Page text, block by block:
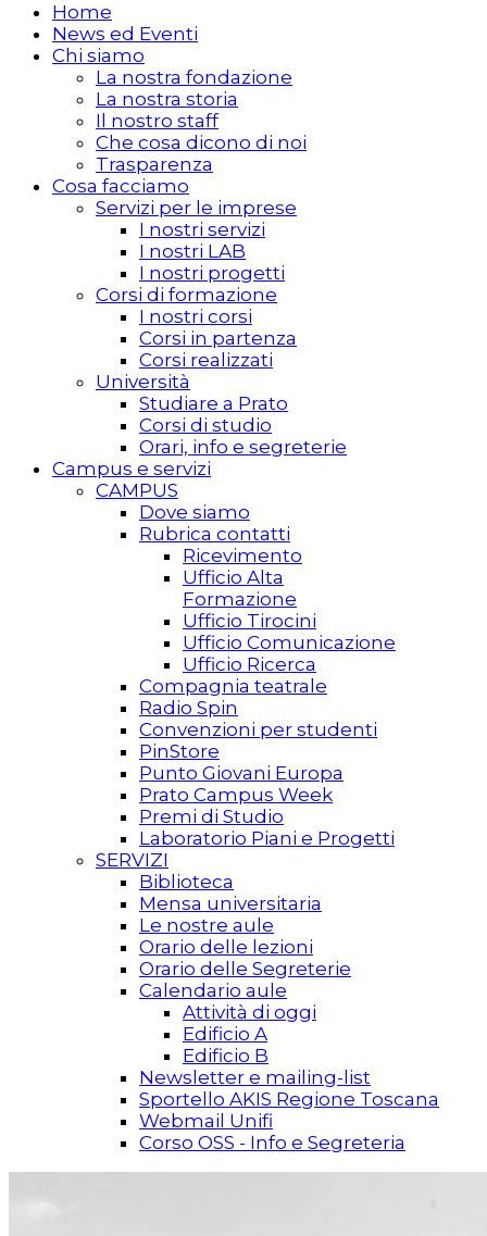
Home
News ed Eventi
Chi siamo
La nostra fondazione
La nostra storia
Il nostro staff
Che cosa dicono di noi
Trasparenza
Cosa facciamo
Servizi per le imprese
I nostri servizi
I nostri LAB
I nostri progetti
Corsi di formazione
I nostri corsi
Corsi in partenza
Corsi realizzati
Università
Studiare a Prato
Corsi di studio
Orari, info e segreterie
Campus e servizi
CAMPUS
Dove siamo
Rubrica contatti
Ricevimento
Ufficio Alta
Formazione
Ufficio Tirocini
Ufficio Comunicazione
Ufficio Ricerca
Compagnia teatrale
Radio Spin
Convenzioni per studenti
PinStore
Punto Giovani Europa
Prato Campus Week
Premi di Studio
Laboratorio Piani e Progetti
SERVIZI
Biblioteca
Mensa universitaria
Le nostre aule
Orario delle lezioni
Orario delle Segreterie
Calendario aule
Attività di oggi
Edificio A
Edificio B
Newsletter e mailing-list
Sportello AKIS Regione Toscana
Webmail Unifi
Corso OSS - Info e Segreteria